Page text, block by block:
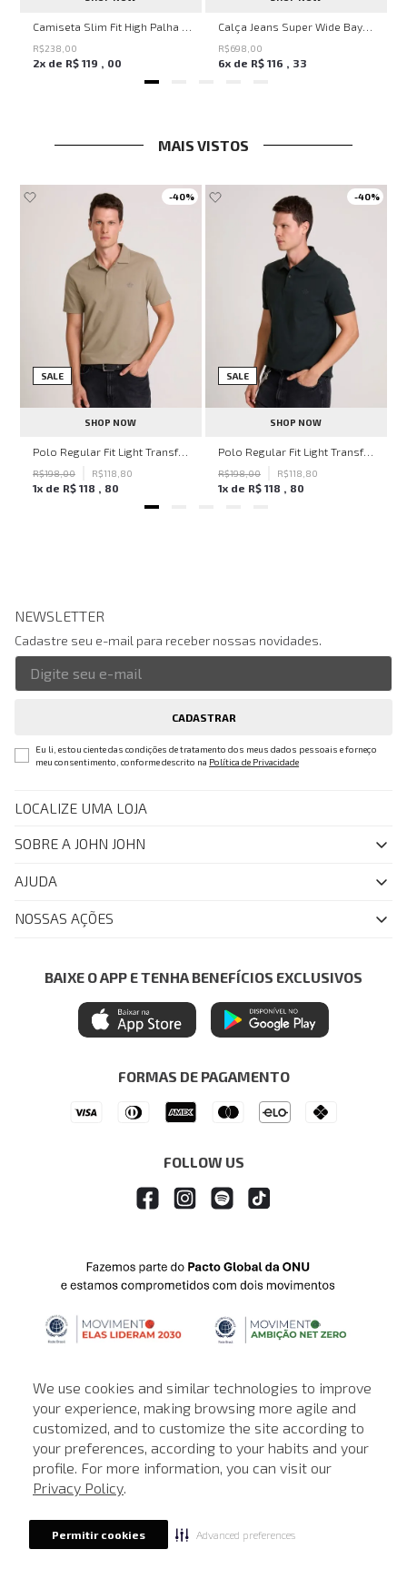
We use cookies and similar technologies to improve
your experience, making browsing more agile and
customized, and to customize the site according to
your preferences, according to your habits and your
profile. For more information, you can visit our
Privacy Policy.
Permitir cookies Advanced preferences
R$238 00
2x de R$ 119 , 00
R$698 00
6x de R$ 116 , 33
MAIS VISTOS
-40%
SALE
SHOP NOW
Polo Regular Fit Light Transfer Bege Médio John John Masculina
R$198,00 R$118 80
1x de R$ 118 80
-40%
SALE
SHOP NOW
Polo Regular Fit Light Transfer Verde Escuro John John Masculina
R$198,00 R$118 80
1x de R$ 118 80
NEWSLETTER
Cadastre seu e-mail para receber nossas novidades.
CADASTRAR
Eu li, estou ciente das condições de tratamento dos meus dados pessoais e forneço
meu consentimento, conforme descrito na Política de Privacidade
LOCALIZE UMA LOJA
SOBRE A JOHN JOHN
Quem Somos
John John Club
Painel de Privacidade
Central de Preferências
Ética e Sustentabilidade
AJUDA
FAQ
Regulamentos
Seja um Revendedor
NOSSAS AÇÕES
Azul Fidelidade
Mastercard
Itau Personnalite
BAIXE O APP E TENHA BENEFÍCIOS EXCLUSIVOS
FORMAS DE PAGAMENTO
FOLLOW US
© © Copyright 2000-2026 - Todos os direitos reservados. A Loja de
John John reserva-se no direito de corrigir ou alterar informações
Em caso de dúvidas:0800 990 5500.
Horário de Atendimentodas 8h às 20h de segunda a sábado, exceto